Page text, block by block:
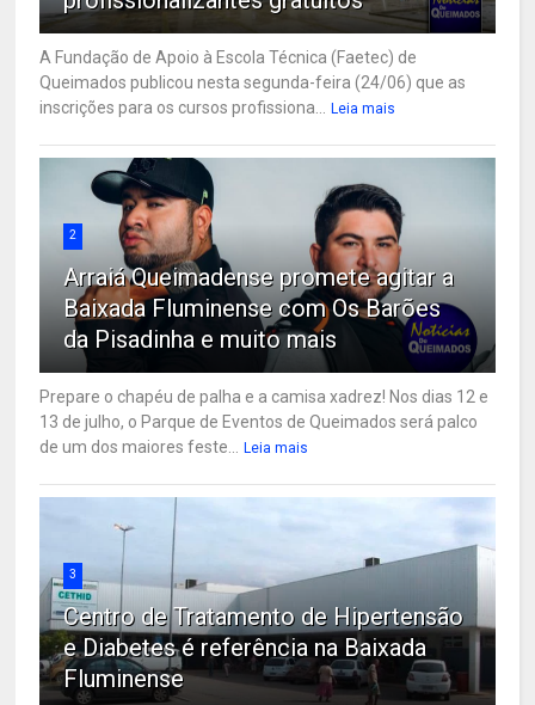
A Fundação de Apoio à Escola Técnica (Faetec) de
Queimados publicou nesta segunda-feira (24/06) que as
inscrições para os cursos profissiona...
Leia mais
2
Arraiá Queimadense promete agitar a
Baixada Fluminense com Os Barões
da Pisadinha e muito mais
Prepare o chapéu de palha e a camisa xadrez! Nos dias 12 e
13 de julho, o Parque de Eventos de Queimados será palco
de um dos maiores feste...
Leia mais
3
Centro de Tratamento de Hipertensão
e Diabetes é referência na Baixada
Fluminense